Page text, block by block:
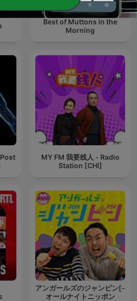
Best of Muttons in the
Morning
MY FM 我要线人 - Radio
Station [CHI]
アンガールズのジャンピン[-
オールナイトニッポン